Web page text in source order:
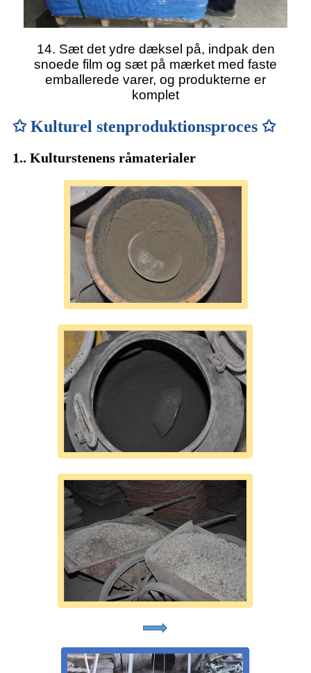
14. Sæt det ydre dæksel på, indpak den
snoede film og sæt på mærket med faste
emballerede varer, og produkterne er
komplet
✩ Kulturel stenproduktionsproces ✩
1.. Kulturstenens råmaterialer